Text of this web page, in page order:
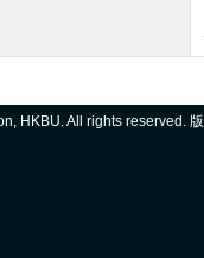
HKBU. All rights reserved.